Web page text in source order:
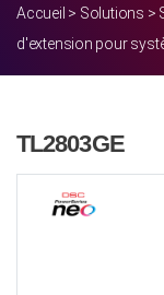
Accueil > Solutions >
d'extension pour
TL2803GE